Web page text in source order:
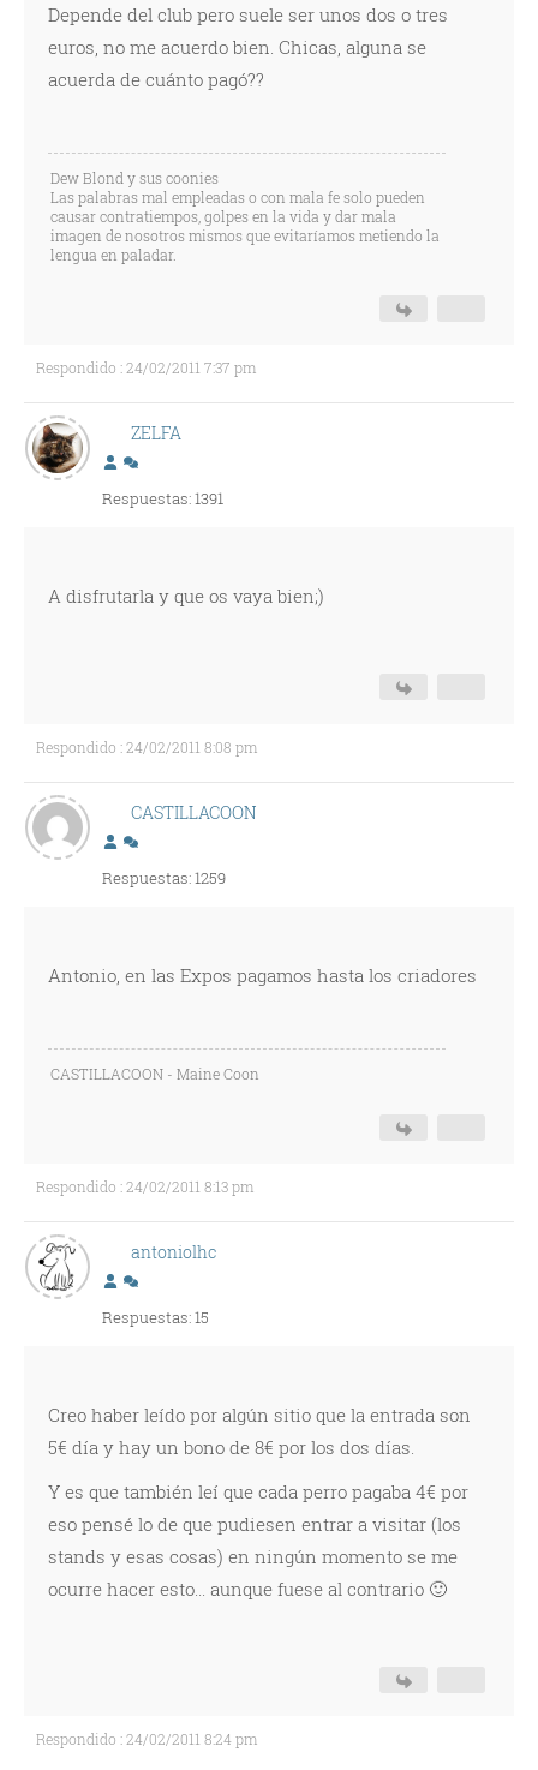
Depende del club pero suele ser unos dos o tres
euros, no me acuerdo bien. Chicas, alguna se
acuerda de cuánto pagó??
Dew Blond y sus coonies
Las palabras mal empleadas o con mala fe solo pueden
causar contratiempos, golpes en la vida y dar mala
imagen de nosotros mismos que evitaríamos metiendo la
lengua en paladar.
Respondido : 24/02/2011 7:37 pm
ZELFA
Respuestas: 1391
A disfrutarla y que os vaya bien;)
Respondido : 24/02/2011 8:08 pm
CASTILLACOON
Respuestas: 1259
Antonio, en las Expos pagamos hasta los criadores
CASTILLACOON - Maine Coon
Respondido : 24/02/2011 8:13 pm
antoniolhc
Respuestas: 15
Creo haber leído por algún sitio que la entrada son
5€ día y hay un bono de 8€ por los dos días.
Y es que también leí que cada perro pagaba 4€ por
eso pensé lo de que pudiesen entrar a visitar (los
stands y esas cosas) en ningún momento se me
ocurre hacer esto... aunque fuese al contrario 🙂
Respondido : 24/02/2011 8:24 pm